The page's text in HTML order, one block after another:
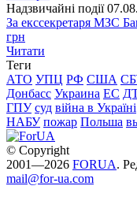
Надзвичайні події
За екссекретаря МЗС
грн
Читати
Теги
АТО УПЦ РФ США
Донбасс Украина ЕС
ГПУ суд війна в Україні
НАБУ пожар Польша
© Copyright
2001—2026 FORUA.
mail@for-ua.com